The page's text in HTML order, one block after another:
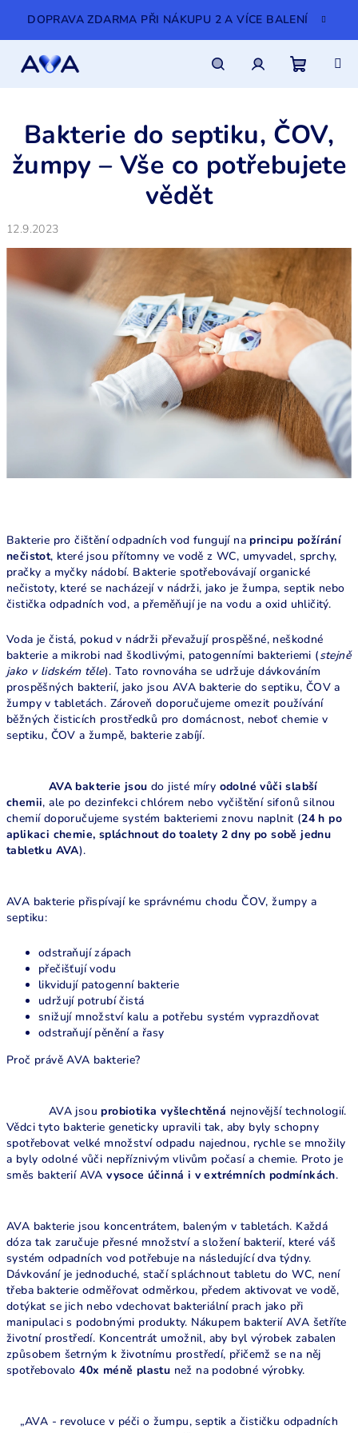
obsah
DOPRAVA ZDARMA PŘI NÁKUPU 2 A VÍCE BALENÍ
košík
Bakterie do septiku, ČOV,
žumpy – Vše co potřebujete
vědět
12.9.2023
Bakterie pro čištění odpadních vod fungují naprincipu požírání
nečistot, které jsou přítomny ve vodě z WC, umyvadel, sprchy,
pračky a myčky nádobí. Bakterie spotřebovávají organické
nečistoty, které se nacházejí v nádrži, jako je žumpa, septik nebo
čistička odpadních vod, a přeměňují je na vodu a oxid uhličitý.
Voda je čistá, pokud v nádrži převažují prospěšné, neškodné
bakterie a mikrobi nad škodlivými, patogenními bakteriemi (stejně
jako v lidském těle). Tato rovnováha se udržuje dávkováním
prospěšných bakterií, jako jsou AVA bakterie do septiku, ČOV a
žumpy v tabletách. Zároveň doporučujeme omezit používání
běžných čisticích prostředků pro domácnost, neboť chemie v
septiku, ČOV a žumpě, bakterie zabíjí.
AVA bakterie jsou do jisté míry odolné vůči slabší
chemii, ale po dezinfekci chlórem nebo vyčištění sifonů silnou
chemií doporučujeme systém bakteriemi znovu naplnit (24 h po
aplikaci chemie, spláchnout do toalety 2 dny po sobě jednu
tabletku AVA).
AVA bakterie přispívají ke správnému chodu ČOV, žumpy a
septiku:
odstraňují zápach
přečišťují vodu
likvidují patogenní bakterie
udržují potrubí čistá
snižují množství kalu a potřebu systém vyprazdňovat
odstraňují pěnění a řasy
Proč právě AVA bakterie?
AVA jsouprobiotika vyšlechtěná nejnovější technologií.
Vědci tyto bakterie geneticky upravili tak, aby byly schopny
spotřebovat velké množství odpadu najednou, rychle se množily
a byly odolné vůči nepříznivým vlivům počasí a chemie. Proto je
směs bakterií AVAvysoce účinná i v extrémních podmínkách.
AVA bakterie jsou koncentrátem, baleným v tabletách. Každá
dóza tak zaručuje přesné množství a složení bakterií, které váš
systém odpadních vod potřebuje na následující dva týdny.
Dávkování je jednoduché, stačí spláchnout tabletu do WC, není
třeba bakterie odměřovat odměrkou, předem aktivovat ve vodě,
dotýkat se jich nebo vdechovat bakteriální prach jako při
manipulaci s podobnými produkty. Nákupem bakterií AVA šetříte
životní prostředí. Koncentrát umožnil, aby byl výrobek zabalen
způsobem šetrným k životnímu prostředí, přičemž se na něj
spotřebovalo40x méně plastu než na podobné výrobky.
„AVA - revoluce v péči o žumpu, septik a čističku odpadních